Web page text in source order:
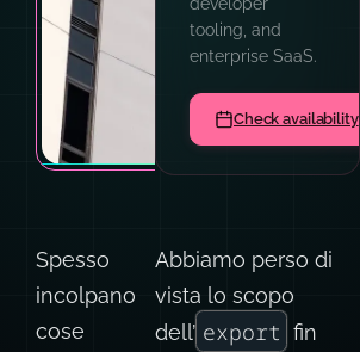
tooling, and
enterprise SaaS.
Check availability
Spesso
incolpano
cose
Abbiamo perso di
vista lo scopo
dell’ export fin